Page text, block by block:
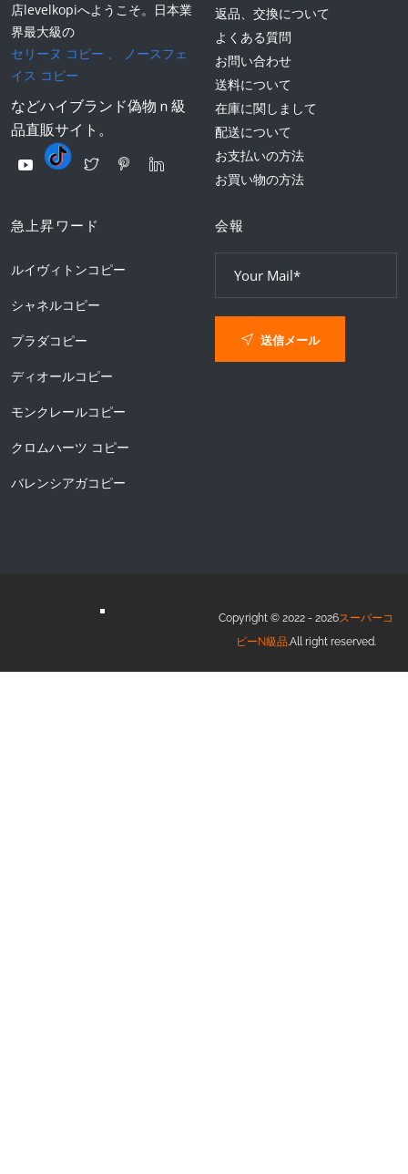
店levelkopiへようこそ。日本業
界最大級の
セリーヌ コピー 、
ノースフェ
イス コピー
などハイブランド偽物ｎ級
品直販サイト。
返品、交換について
よくある質問
お問い合わせ
送料について
在庫に関しまして
配送について
お支払いの方法
お買い物の方法
急上昇ワード
ルイヴィトンコピー
シャネルコピー
プラダコピー
ディオールコピー
モンクレールコピー
クロムハーツ コピー
バレンシアガコピー
会報
送信メール
Copyright © 2022 - 2026スーパーコ
ピーN級品.All right reserved.